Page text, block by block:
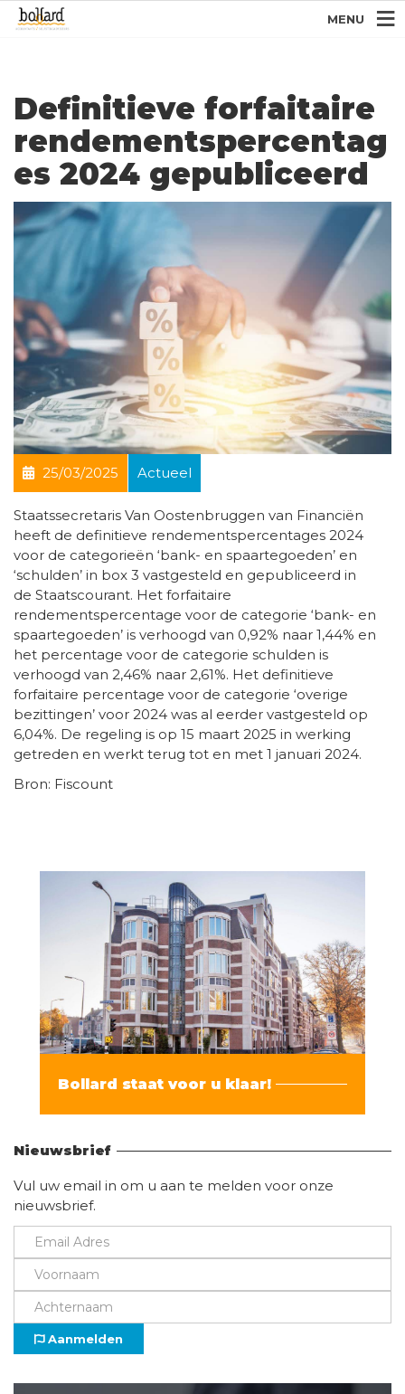
MENU
Definitieve forfaitaire
rendementspercentag
es 2024 gepubliceerd
25/03/2025 Actueel
Staatssecretaris Van Oostenbruggen van Financiën
heeft de definitieve rendementspercentages 2024
voor de categorieën ‘bank- en spaartegoeden’ en
‘schulden’ in box 3 vastgesteld en gepubliceerd in
de Staatscourant. Het forfaitaire
rendementspercentage voor de categorie ‘bank- en
spaartegoeden’ is verhoogd van 0,92% naar 1,44% en
het percentage voor de categorie schulden is
verhoogd van 2,46% naar 2,61%. Het definitieve
forfaitaire percentage voor de categorie ‘overige
bezittingen’ voor 2024 was al eerder vastgesteld op
6,04%. De regeling is op 15 maart 2025 in werking
getreden en werkt terug tot en met 1 januari 2024.
Bron: Fiscount
Bollard staat voor u klaar!
Nieuwsbrief
Vul uw email in om u aan te melden voor onze
nieuwsbrief.
Aanmelden